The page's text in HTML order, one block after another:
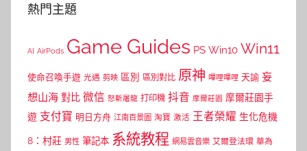
熱門主題
AI AirPods Game Guides PS Win10 Win11
使命召喚手遊 光遇 剪映 區別 區別對比 原神 嗶哩嗶哩 天諭 妄
想山海 對比 微信 怒斬屠龍 打印機 抖音 摩爾莊園 摩爾莊園手
遊 支付寶 明日方舟 江南百景圖 淘寶 激活 王者榮耀 生化危機
8：村莊 男性 筆記本 系統教程 網易雲音樂 艾爾登法環 華為